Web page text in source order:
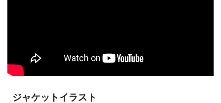
ジャケットイラスト